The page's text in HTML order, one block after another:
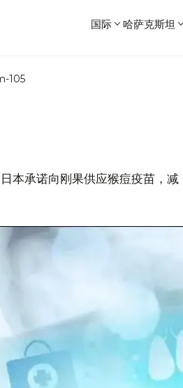
国际 哈萨克斯坦
105
本承诺向刚果供应猴痘疫苗，减